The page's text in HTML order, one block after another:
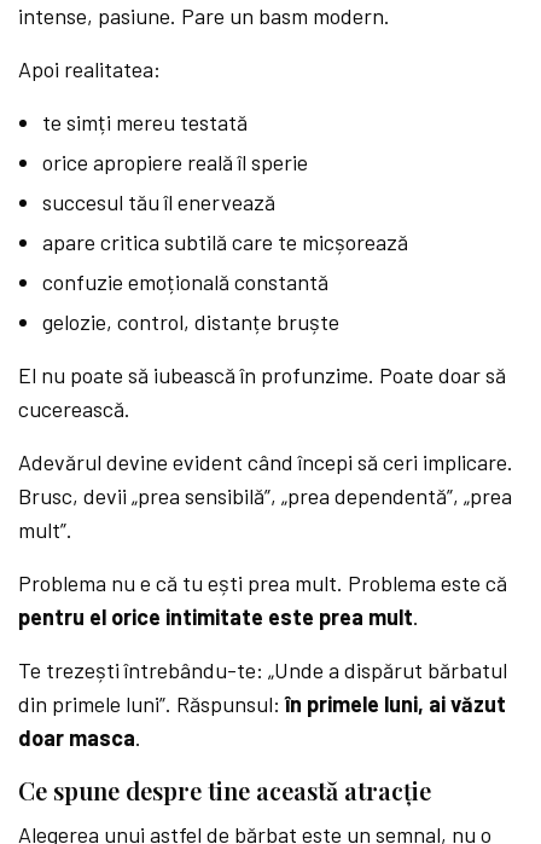
intense, pasiune. Pare un basm modern.
Apoi realitatea:
te simți mereu testată
orice apropiere reală îl sperie
succesul tău îl enervează
apare critica subtilă care te micșorează
confuzie emoțională constantă
gelozie, control, distanțe bruște
El nu poate să iubească în profunzime. Poate doar să
cucerească.
Adevărul devine evident când începi să ceri implicare.
Brusc, devii „prea sensibilă”, „prea dependentă”, „prea
mult”.
Problema nu e că tu ești prea mult. Problema este că
pentru el orice intimitate este prea mult.
Te trezești întrebându-te: „Unde a dispărut bărbatul
din primele luni”. Răspunsul:în primele luni, ai văzut
doar masca.
Ce spune despre tine această atracție
Alegerea unui astfel de bărbat este un semnal, nu o